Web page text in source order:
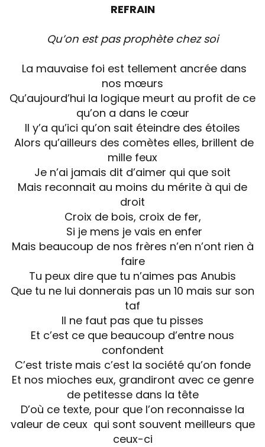
REFRAIN
Qu’on est pas prophète chez soi
La mauvaise foi est tellement ancrée dans
nos mœurs
Qu’aujourd’hui la logique meurt au profit de ce
qu’on a dans le cœur
Il y’a qu’ici qu’on sait éteindre des étoiles
Alors qu’ailleurs des comètes elles, brillent de
mille feux
Je n’ai jamais dit d’aimer qui que soit
Mais reconnait au moins du mérite à qui de
droit
Croix de bois, croix de fer,
Si je mens je vais en enfer
Mais beaucoup de nos frères n’en n’ont rien à
faire
Tu peux dire que tu n’aimes pas Anubis
Que tu ne lui donnerais pas un 10 mais sur son
taf
Il ne faut pas que tu pisses
Et c’est ce que beaucoup d’entre nous
confondent
C’est triste mais c’est la société qu’on fonde
Et nos mioches eux, grandiront avec ce genre
de petitesse dans la tête
D’où ce texte, pour que l’on reconnaisse la
valeur de ceux qui sont souvent meilleurs que
ceux-ci